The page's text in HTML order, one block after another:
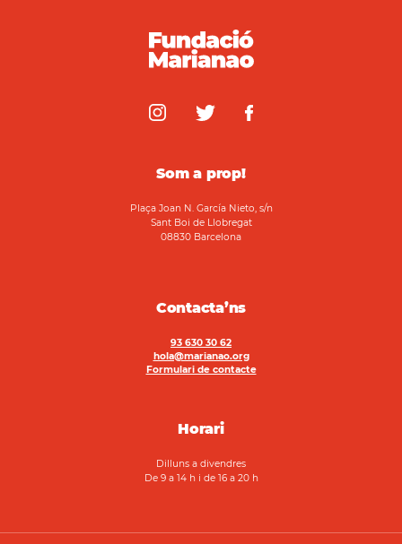
Som a prop!
Plaça Joan N. García Nieto, s/n
Sant Boi de Llobregat
08830 Barcelona
Contacta’ns
93 630 30 62
hola@marianao.org
Formulari de contacte
Horari
Dilluns a divendres
De 9 a 14 h i de 16 a 20 h